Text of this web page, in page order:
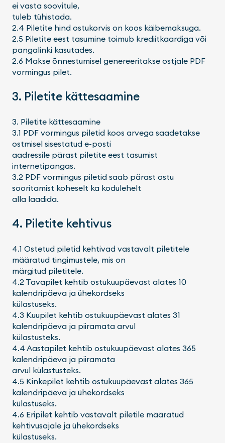
ei vasta soovitule,
tuleb tühistada.
2.4 Piletite hind ostukorvis on koos käibemaksuga.
2.5 Piletite eest tasumine toimub krediitkaardiga või
pangalinki kasutades.
2.6 Makse õnnestumisel genereeritakse ostjale PDF
vormingus pilet.
3. Piletite kättesaamine
3. Piletite kättesaamine
3.1 PDF vormingus piletid koos arvega saadetakse
ostmisel sisestatud e-posti
aadressile pärast piletite eest tasumist
internetipangas.
3.2 PDF vormingus piletid saab pärast ostu
sooritamist koheselt ka kodulehelt
alla laadida.
4. Piletite kehtivus
4.1 Ostetud piletid kehtivad vastavalt piletitele
määratud tingimustele, mis on
märgitud piletitele.
4.2 Tavapilet kehtib ostukuupäevast alates 10
kalendripäeva ja ühekordseks
külastuseks.
4.3 Kuupilet kehtib ostukuupäevast alates 31
kalendripäeva ja piiramata arvul
külastusteks.
4.4 Aastapilet kehtib ostukuupäevast alates 365
kalendripäeva ja piiramata
arvul külastusteks.
4.5 Kinkepilet kehtib ostukuupäevast alates 365
kalendripäeva ja ühekordseks
külastuseks.
4.6 Eripilet kehtib vastavalt piletile määratud
kehtivusajale ja ühekordseks
külastuseks.